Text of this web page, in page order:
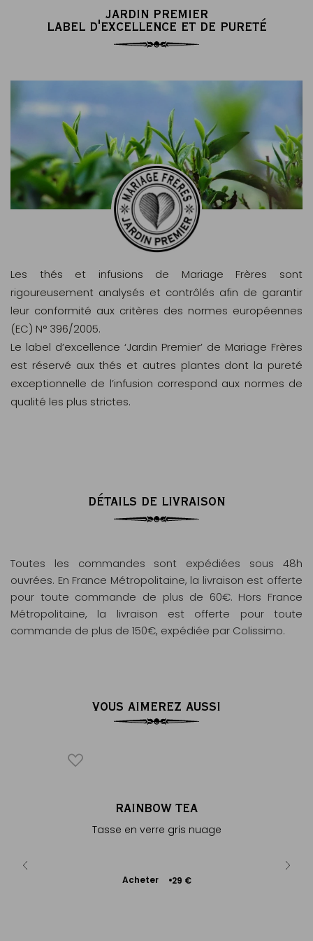
JARDIN PREMIER
LABEL D'EXCELLENCE ET DE PURETÉ
Les thés et infusions de Mariage Frères sont
rigoureusement analysés et contrôlés afin de garantir
leur conformité aux critères des normes européennes
(EC) N° 396/2005.
Le label d’excellence ‘Jardin Premier’ de Mariage Frères
est réservé aux thés et autres plantes dont la pureté
exceptionnelle de l’infusion correspond aux normes de
qualité les plus strictes.
DÉTAILS DE LIVRAISON
Toutes les commandes sont expédiées sous 48h
ouvrées. En France Métropolitaine, la livraison est offerte
pour toute commande de plus de 60€. Hors France
Métropolitaine, la livraison est offerte pour toute
commande de plus de 150€, expédiée par Colissimo.
VOUS AIMEREZ AUSSI
RAINBOW TEA
Tasse en verre gris nuage
Acheter 29 €
Ajouter